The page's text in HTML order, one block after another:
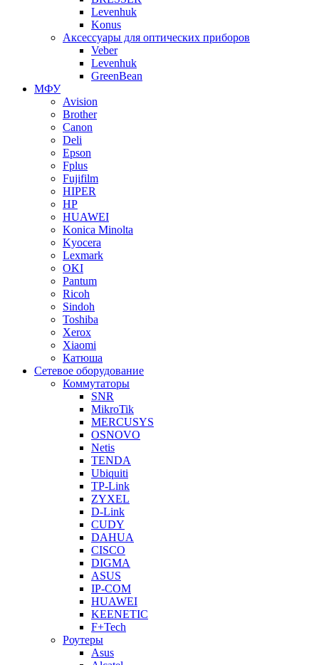
Levenhuk
Konus
Аксессуары для оптических приборов
Veber
Levenhuk
GreenBean
МФУ
Avision
Brother
Canon
Deli
Epson
Fplus
Fujifilm
HIPER
HP
HUAWEI
Konica Minolta
Kyocera
Lexmark
OKI
Pantum
Ricoh
Sindoh
Toshiba
Xerox
Xiaomi
Катюша
Сетевое оборудование
Коммутаторы
SNR
MikroTik
MERCUSYS
OSNOVO
Netis
TENDA
Ubiquiti
TP-Link
ZYXEL
D-Link
CUDY
DAHUA
CISCO
DIGMA
ASUS
IP-COM
HUAWEI
KEENETIC
F+Tech
Роутеры
Asus